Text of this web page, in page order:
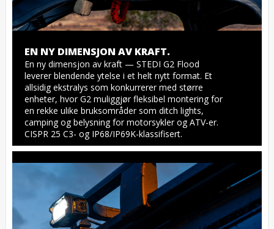
EN NY DIMENSJON AV KRAFT.
En ny dimensjon av kraft — STEDI G2 Flood
leverer blendende ytelse i et helt nytt format. Et
allsidig ekstralys som konkurrerer med større
enheter, hvor G2 muliggjør fleksibel montering for
en rekke ulike bruksområder som ditch lights,
camping og belysning for motorsykler og ATV-er.
CISPR 25 C3- og IP68/IP69K-klassifisert.